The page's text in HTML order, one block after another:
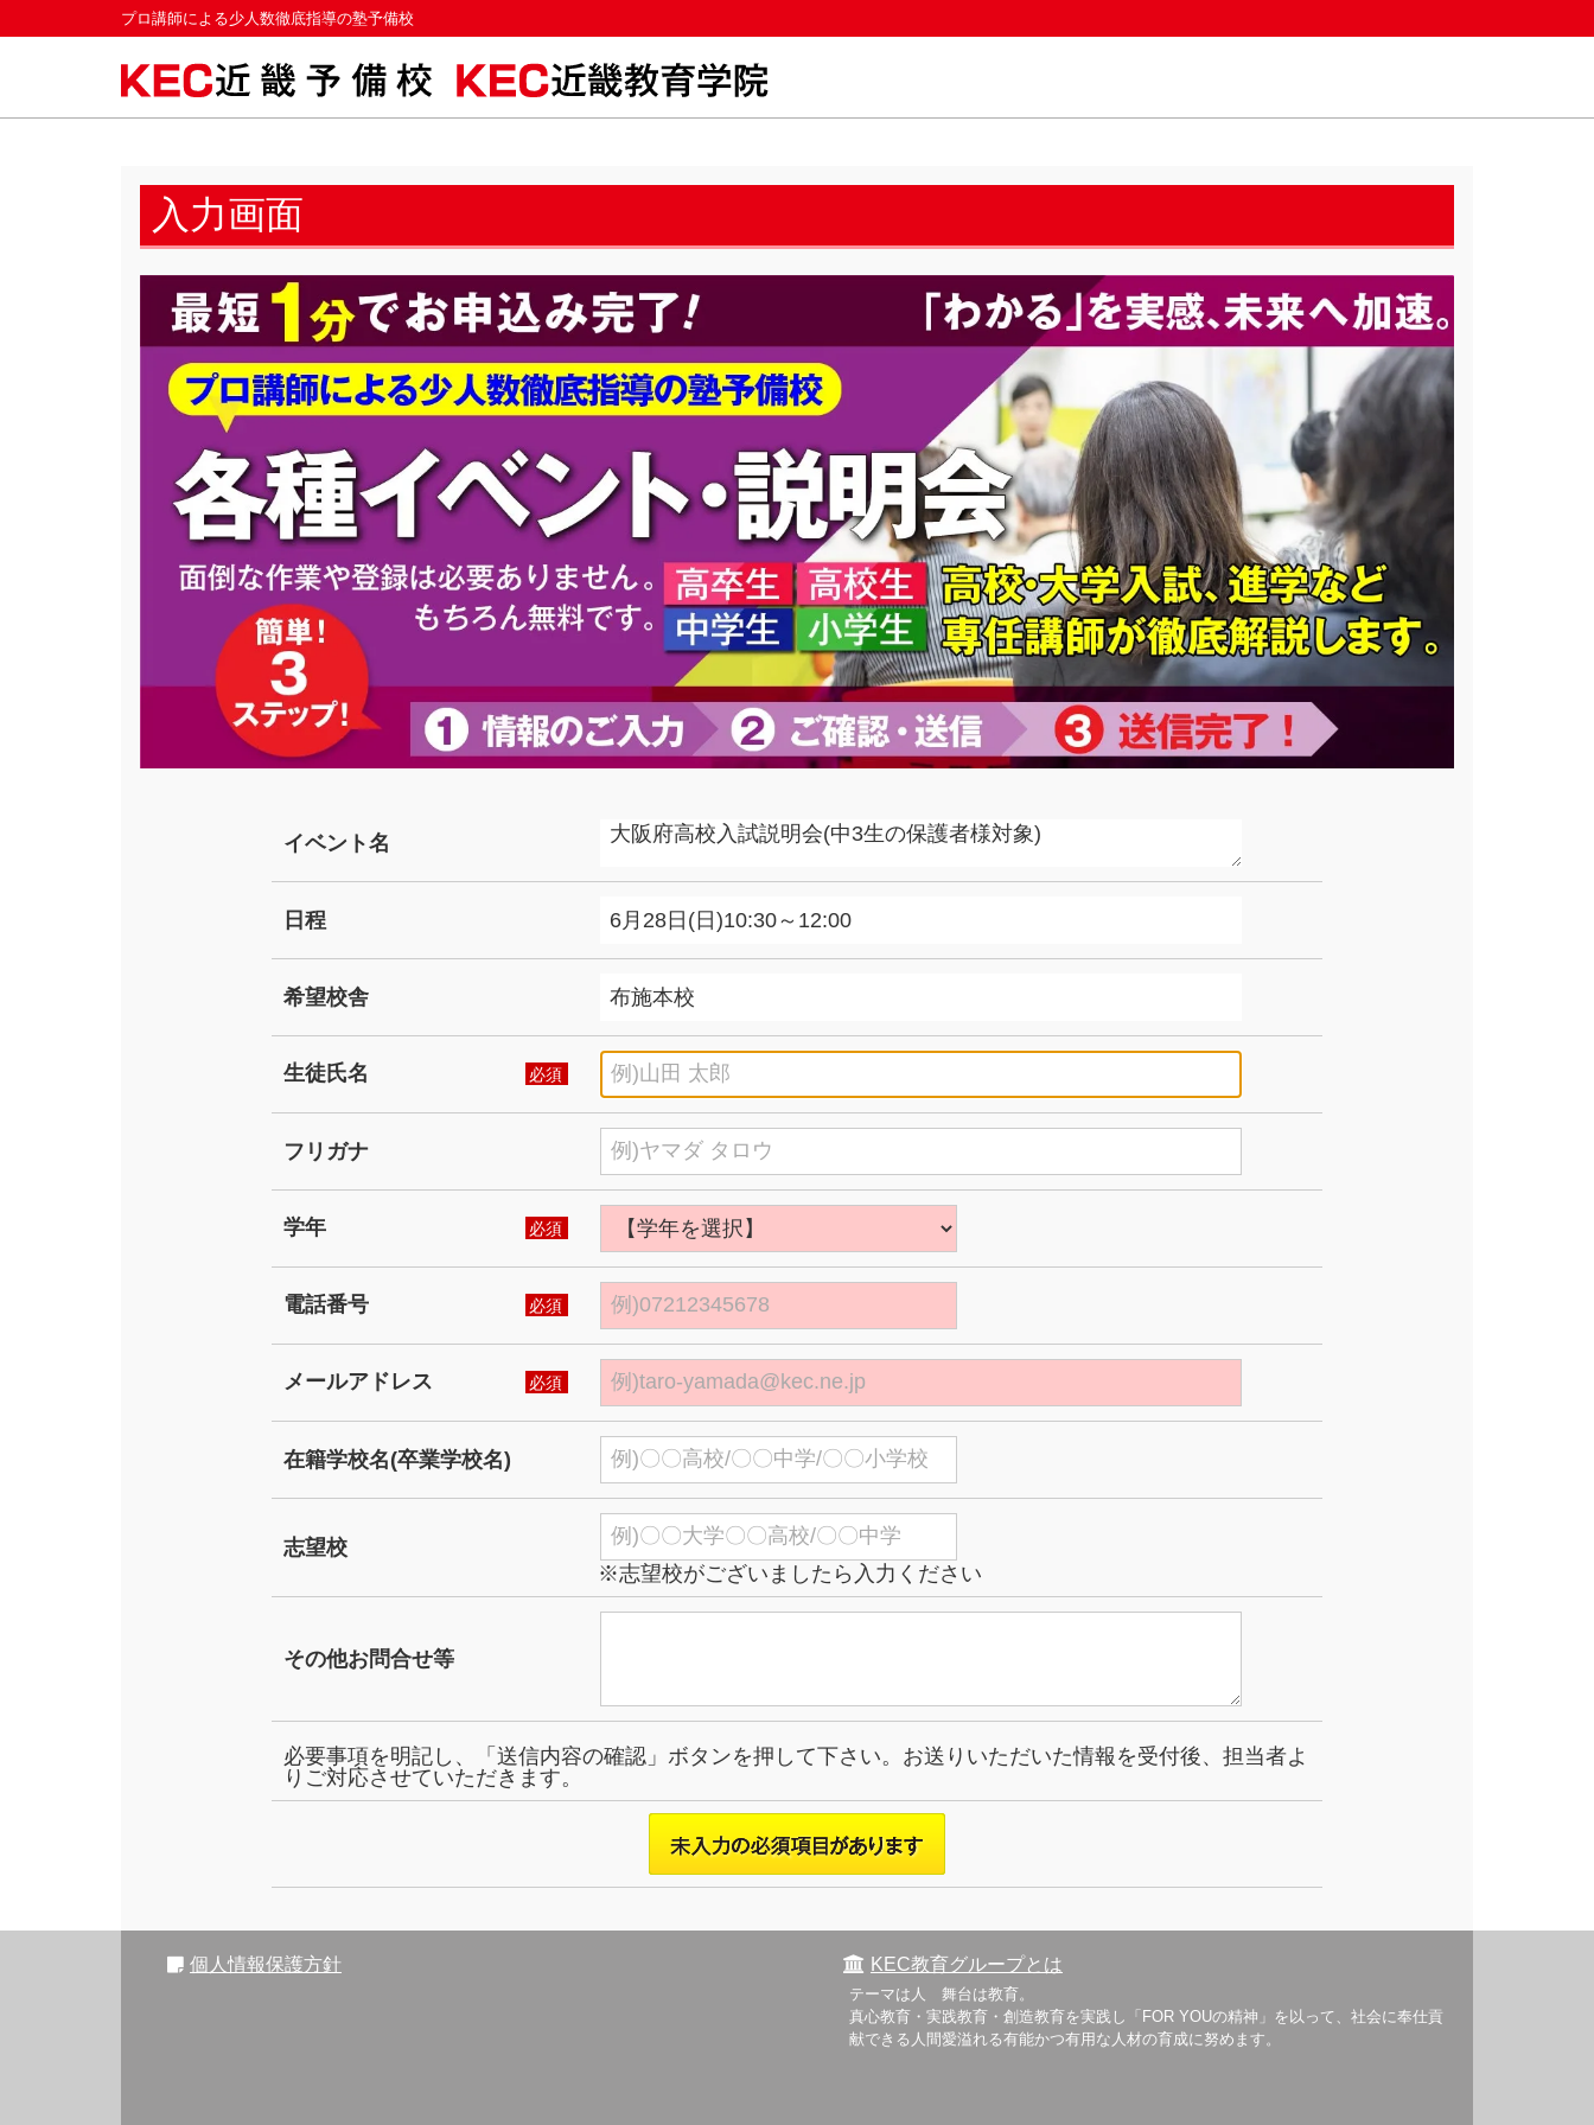
プロ講師による少人数徹底指導の塾予備校
入力画面
イベント名
日程
希望校舎
生徒氏名 必須
フリガナ
学年 必須
電話番号 必須
メールアドレス 必須
在籍学校名(卒業学校名)
志望校
※志望校がございましたら入力ください
その他お問合せ等
必要事項を明記し、「送信内容の確認」ボタンを押して下さい。お送りいただいた情報を受付後、担当者よ
りご対応させていただきます。
個人情報保護方針 KEC教育グループとは
テーマは人 舞台は教育。
真心教育・実践教育・創造教育を実践し「FOR YOUの精神」を以って、社会に奉仕貢
献できる人間愛溢れる有能かつ有用な人材の育成に努めます。